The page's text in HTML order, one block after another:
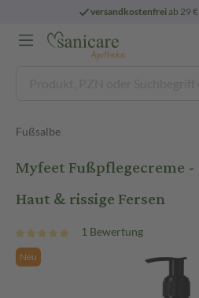
versandkostenfreiab 29
Fußsalbe
Myfeet Fußpflegecreme
Haut & rissige Fersen
1 Bewertung
Neu